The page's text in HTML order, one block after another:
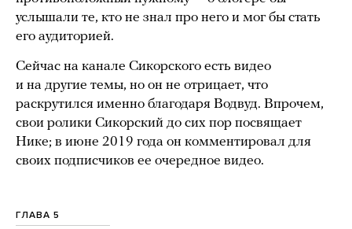
услышали те, кто не знал про него и мог бы стать
его аудиторией.
Сейчас на канале Сикорского есть видео
и на другие темы, но он не отрицает, что
раскрутился именно благодаря Водвуд. Впрочем,
свои ролики Сикорский до сих пор посвящает
Нике; в июне 2019 года он комментировал для
своих подписчиков ее очередное видео.
ГЛАВА 5